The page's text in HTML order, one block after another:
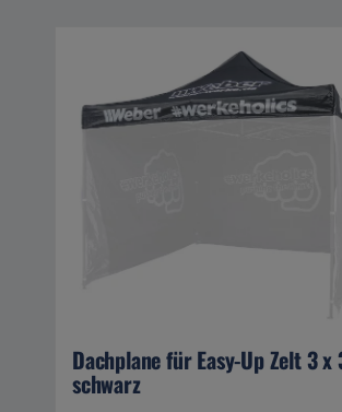
Dachplane für Easy-Up Zelt 3 x
schwarz